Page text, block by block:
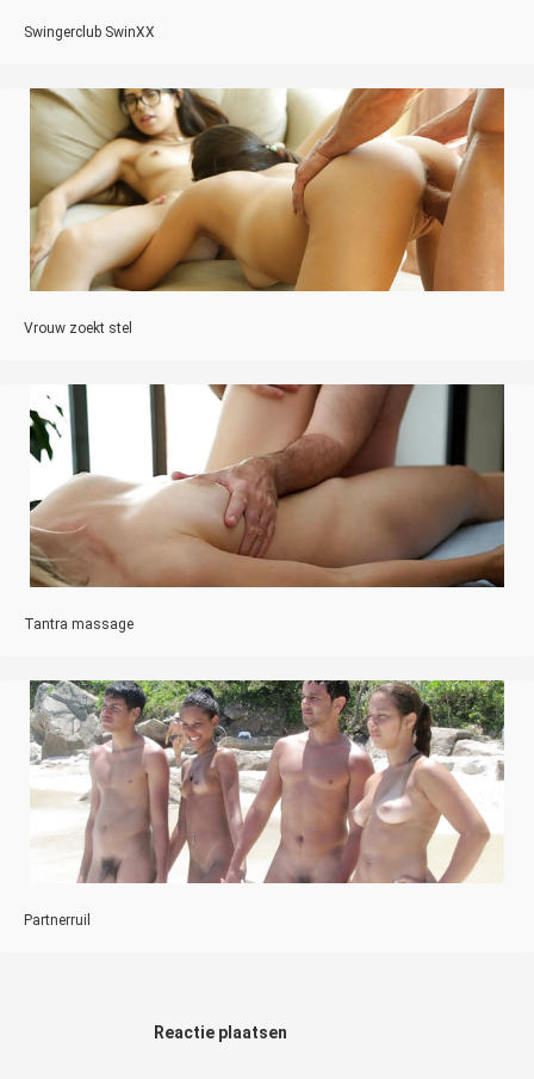
Swingerclub SwinXX
Vrouw zoekt stel
Tantra massage
Partnerruil
Reactie plaatsen